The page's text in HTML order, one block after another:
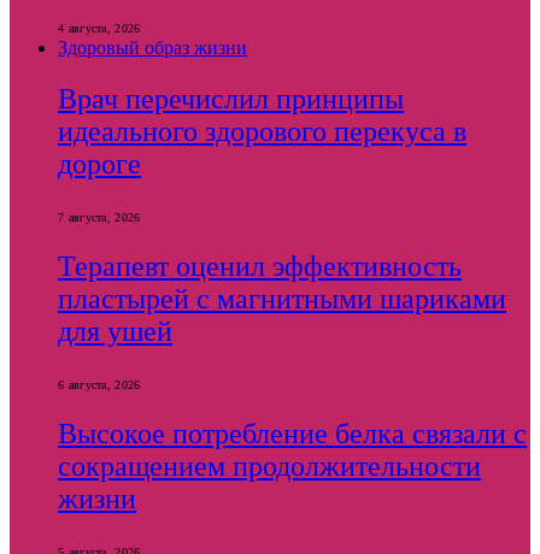
4 августа, 2026
Здоровый образ жизни
Врач перечислил принципы
идеального здорового перекуса в
дороге
7 августа, 2026
Терапевт оценил эффективность
пластырей с магнитными шариками
для ушей
6 августа, 2026
Высокое потребление белка связали с
сокращением продолжительности
жизни